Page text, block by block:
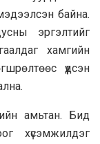
байна.
эргэлтийг
хамгийн
үүдсэн
амьтан. Бид
хүсэмжилдэг